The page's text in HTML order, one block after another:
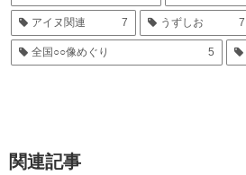
アイヌ関連 7 うずしお 7
全国○○像めぐり 5
関連記事